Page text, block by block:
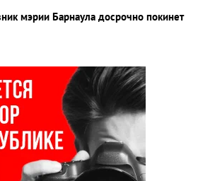
мэрии Барнаула досрочно покинет